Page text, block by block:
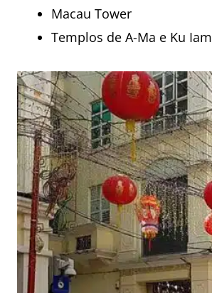
Macau Tower
Templos de A-Ma e Ku Iam